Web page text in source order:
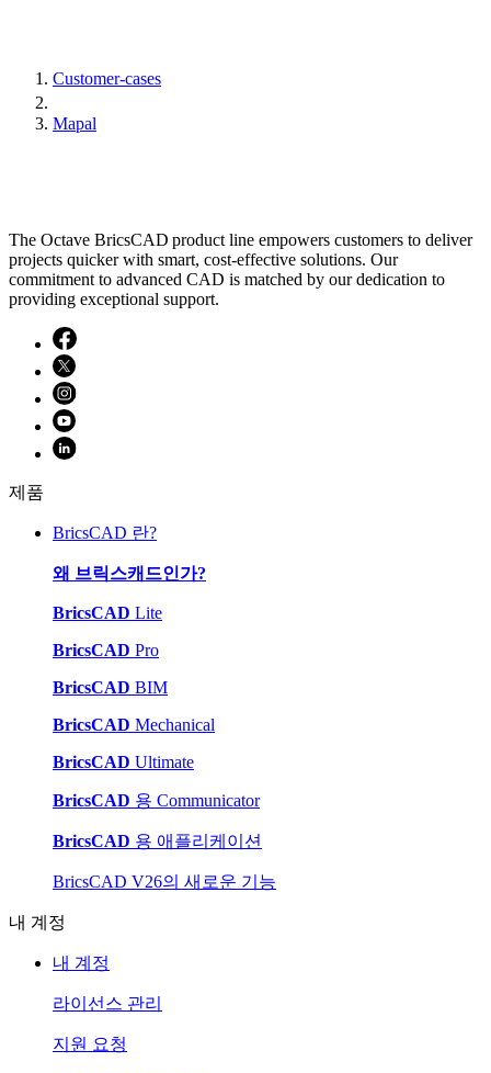
Customer-cases
Mapal
The Octave BricsCAD product line empowers customers to deliver
projects quicker with smart, cost-effective solutions. Our
commitment to advanced CAD is matched by our dedication to
providing exceptional support.
제품
BricsCAD 란?
왜 브릭스캐드인가?
BricsCAD Lite
BricsCAD Pro
BricsCAD BIM
BricsCAD Mechanical
BricsCAD Ultimate
BricsCAD 용 Communicator
BricsCAD 용 애플리케이션
BricsCAD V26의 새로운 기능
내 계정
내 계정
라이선스 관리
지원 요청